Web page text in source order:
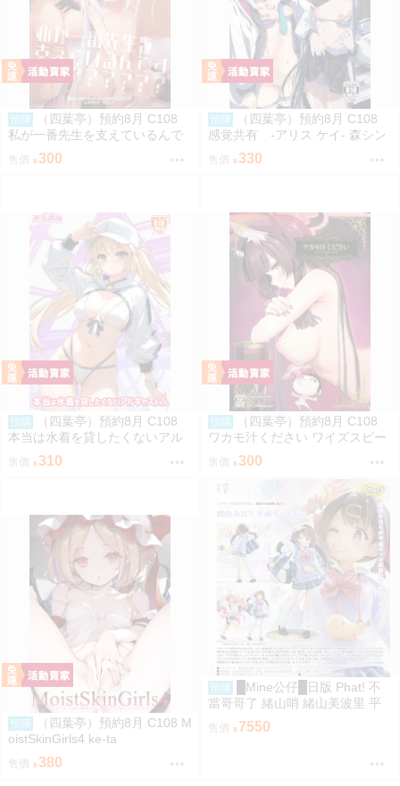
預購
（四葉亭）預約8月 C108
私が一番先生を支えているんで
すけど みどり
售價 300
預購
（四葉亭）預約8月 C108
感覚共有 -アリス ケイ- 森シン
リスク
售價 330
預購
（四葉亭）預約8月 C108
本当は水着を貸したくないアル
キャスちゃん いのうえとみい
310
預購
（四葉亭）預約8月 C108
ワカモ汁ください ワイズスピー
300
預購
（四葉亭）預約8月 C108 M
oistSkinGirls4 ke-ta
售價 380
預購
█Mine公仔█日版 Phat! 不
當哥哥了 緒山哨 緒山美波里 平
成辣妹 1/6 PVC D9283
售價 7550